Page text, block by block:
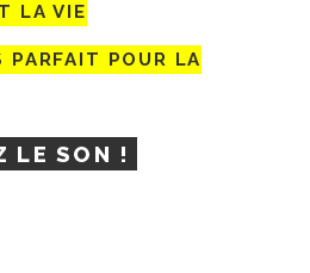
LA VIE
PARFAIT POUR LA
LE SON !